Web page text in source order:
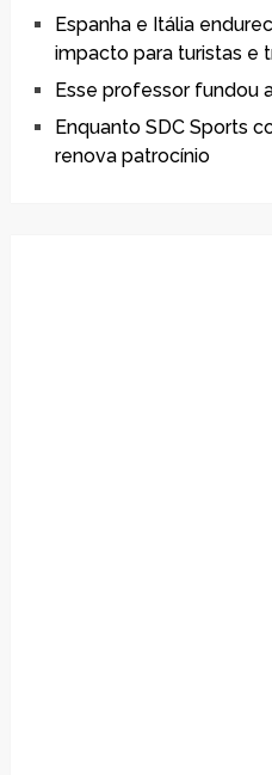
Espanha e Itália
impacto para turistas e
Esse professor fundou a
Enquanto SDC Sports
renova patrocínio